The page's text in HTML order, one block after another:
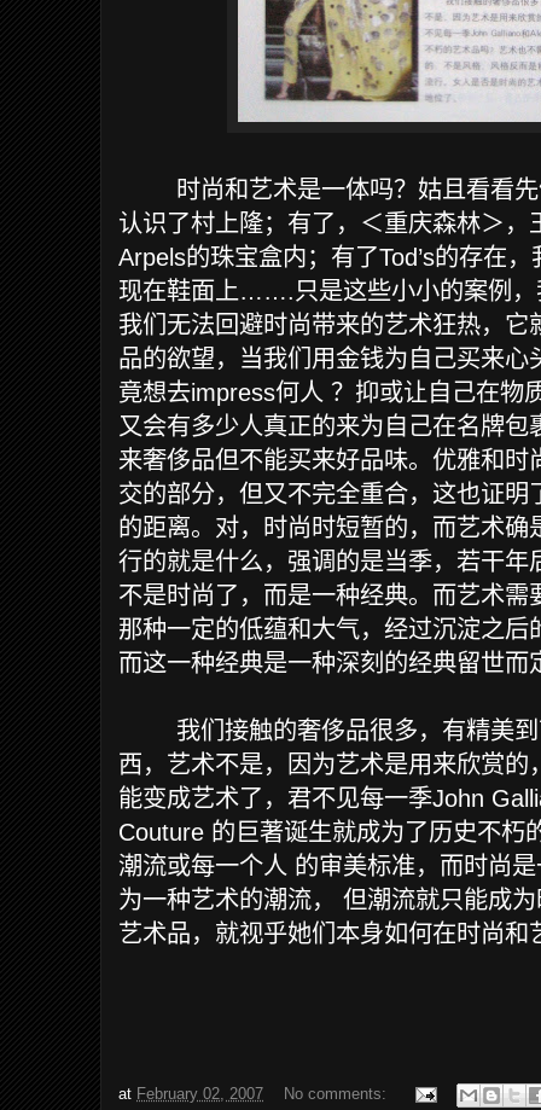
时尚和艺术是一体吗？姑且看看
认识了村上隆；有了，＜重庆森林＞，
Arpels的珠宝盒内；有了Tod’s的存在，
现在鞋面上……. 只是这些小小的案例
我们无法回避时尚带来的艺术狂热，
品的欲望，当我们用金钱为自己买来
竟想去impress何人 ？抑或让自己在物
又会有多少人真正的来为自己在名牌
来奢侈品但不能买来好品味。优雅和
交的部分，但又不完全重合，这也证
的距离。对，时尚时短暂的，而艺术
行的就是什么，强调的是当季，若干年
不是时尚了，而是一种经典。而艺术
那种一定的低蕴和大气，经过沉淀之
而这一种经典是一种深刻的经典留世而
我们接触的奢侈品很多，有精美
西，艺术不是，因为艺术是用来欣赏
能变成艺术了，君不见每一季John
Couture 的巨著诞生就成为了历史不朽
潮流或每一个人 的审美标准，而时尚
为一种艺术的潮流，
但潮流就只能成
艺术品，就视乎她们本身如何在时尚
at February 02, 2007 No comments: